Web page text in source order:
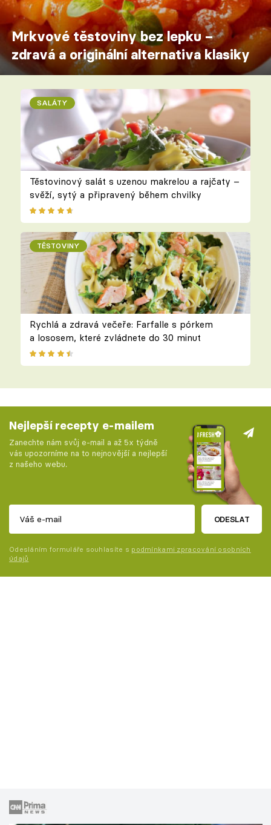
Mrkvové těstoviny bez lepku –
zdravá a originální alternativa klasiky
SALÁTY
Těstovinový salát s uzenou makrelou a rajčaty –
svěží, sytý a připravený během chvilky
TĚSTOVINY
Rychlá a zdravá večeře: Farfalle s pórkem
a lososem, které zvládnete do 30 minut
Nejlepší recepty e-mailem
Zanechte nám svůj e-mail a až 5x týdně
vás upozorníme na to nejnovější a nejlepší
z našeho webu.
ODESLAT
Odesláním formuláře souhlasíte s podmínkami zpracování osobních
údajů